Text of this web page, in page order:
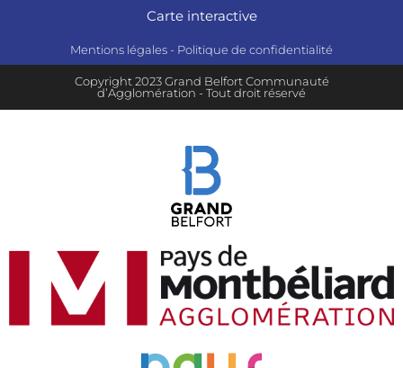
Carte interactive
Mentions légales - Politique de confidentialité
Copyright 2023 Grand Belfort Communauté
d’Agglomération - Tout droit réservé